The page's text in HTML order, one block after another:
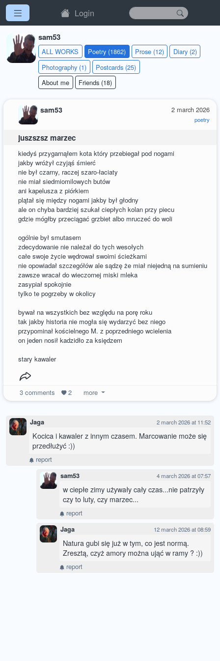
Login
sam53
ALL WORKS Poetry (1862) Prose (12)
Diary (2)
Photography (1)
Postcards (25)
About me
Friends (18)
2 march 2026
poetry
sam53
juszszsz marzec
kiedyś przygarnąłem kota który przebiegał pod nogami
jakby wróżył czyjąś śmierć
nie był czarny, raczej szaro-łaciaty
nie miał siedmiomilowych butów
ani kapelusza z piórkiem
plątał się między nogami jakby był głodny
ale on chyba bardziej szukał ciepłych kolan przy piecu
gdzie mógłby przeciągać grzbiet albo mruczeć do woli
ogólnie był smutasem
zdecydowanie nie należał do tych wesołych
całe swoje życie wędrował swoimi ścieżkami
nie opowiadał szczegółów ale sądzę że miał niejedną na sumieniu
zawsze wracał do wieczornej miski mleka
zasypiał spokojnie
tylko te pogrzeby w okolicy
bywał na wszystkich bez względu na porę roku
tak jakby historia nie mogła się wydarzyć bez niego
przypominał kościelnego M. z poprzedniego wcielenia
on jeden nosił kadzidło za księdzem
stary kawaler
3comments 2 more
Jaga 2 march 2026 at 11:52
Kocica i kawaler z innym czasem. Marcowanie może się
przedłużyć :))
report
sam53 4 march 2026 at 07:57
w ciepłe zimy używały cały czas...nie patrzyły
czy to luty, czy marzec...
report
Jaga 12 march 2026 at 08:59
Natura gubi się już w tym, co jest normą.
Zresztą, czyż amory można ująć w ramy ? :))
report